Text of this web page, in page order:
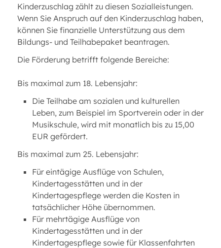
Kinderzuschlag zählt zu diesen Sozialleistungen.
Wenn Sie Anspruch auf den Kinderzuschlag haben,
können Sie finanzielle Unterstützung aus dem
Bildungs- und Teilhabepaket beantragen.
Die Förderung betrifft folgende Bereiche:
Bis maximal zum 18. Lebensjahr:
Die Teilhabe am sozialen und kulturellen
Leben, zum Beispiel im Sportverein oder in der
Musikschule, wird mit monatlich bis zu 15,00
EUR gefördert.
Bis maximal zum 25. Lebensjahr:
Für eintägige Ausflüge von Schulen,
Kindertagesstätten und in der
Kindertagespflege werden die Kosten in
tatsächlicher Höhe übernommen.
Für mehrtägige Ausflüge von
Kindertagesstätten und in der
Kindertagespflege sowie für Klassenfahrten